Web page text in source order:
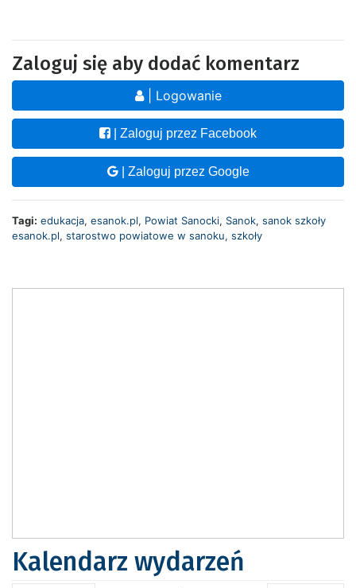
Zaloguj się aby dodać komentarz
| Logowanie
| Zaloguj przez Facebook
| Zaloguj przez Google
Tagi: edukacja, esanok.pl, Powiat Sanocki, Sanok, sanok szkoły
esanok.pl, starostwo powiatowe w sanoku, szkoły
Kalendarz wydarzeń